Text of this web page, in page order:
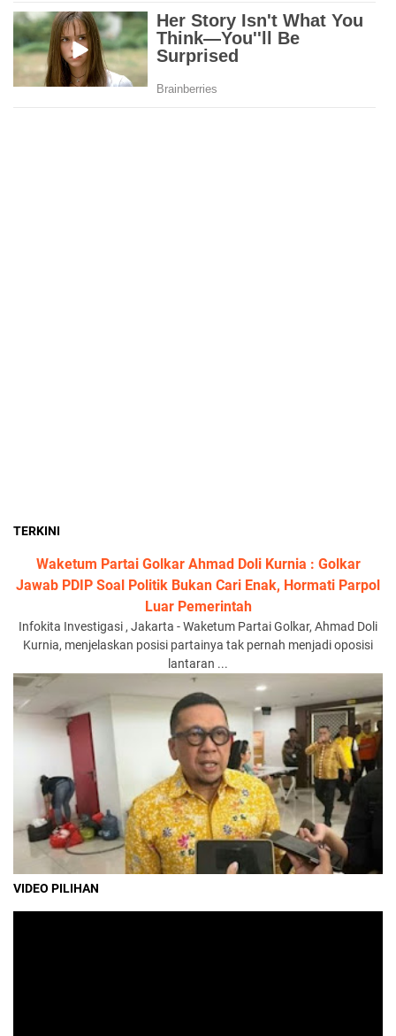
TERKINI
Waketum Partai Golkar Ahmad Doli Kurnia : Golkar
Jawab PDIP Soal Politik Bukan Cari Enak, Hormati Parpol
Luar Pemerintah
Infokita Investigasi , Jakarta - Waketum Partai Golkar, Ahmad Doli
Kurnia, menjelaskan posisi partainya tak pernah menjadi oposisi
lantaran ...
VIDEO PILIHAN